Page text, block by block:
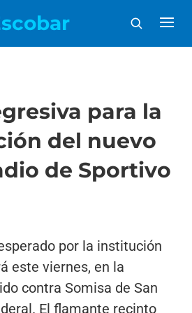
para la
del nuevo
de Sportivo
por la institución
este viernes, en la
contra Somisa de San
El flamante recinto